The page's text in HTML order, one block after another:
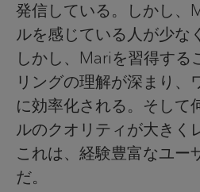
発信している。しかし、
ルを感じている人が少な
しかし、Mariを習得する
リングの理解が深まり、
に効率化される。そして
ルのクオリティが大きく
これは、経験豊富なユー
だ。